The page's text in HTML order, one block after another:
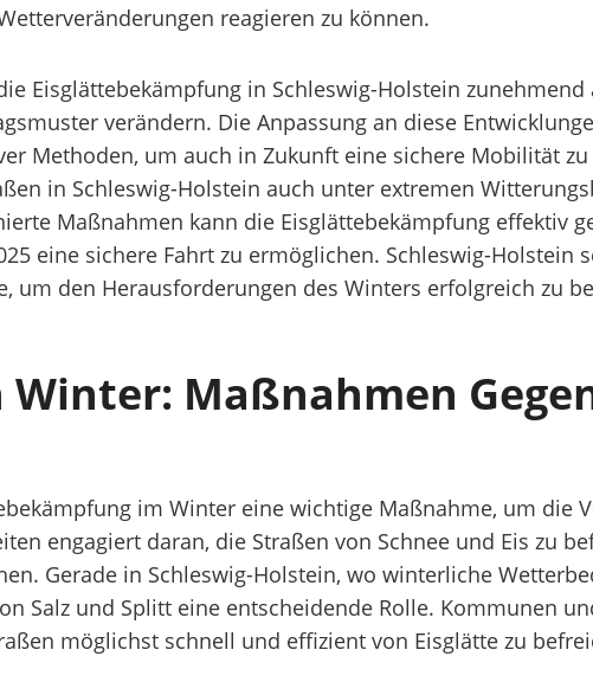
reagieren zu können.
Eisglättebekämpfung in Schleswig-Holstein
verändern. Die Anpassung an diese
Methoden, um auch in Zukunft eine sichere Mobilität
in Schleswig-Holstein auch unter extremen
Maßnahmen kann die Eisglättebekämpfung effektiv
eine sichere Fahrt zu ermöglichen. Schleswig-
um den Herausforderungen des Winters erfolgreich zu
Winter: Maßnahmen
im Winter eine wichtige Maßnahme, um die
engagiert daran, die Straßen von Schnee und Eis zu
Gerade in Schleswig-Holstein, wo winterliche
Salz und Splitt eine entscheidende Rolle. Kommunen
möglichst schnell und effizient von Eisglätte zu